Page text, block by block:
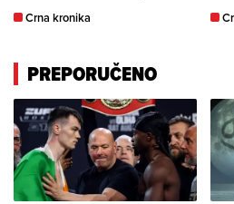
Crna kronika
PREPORUČENO